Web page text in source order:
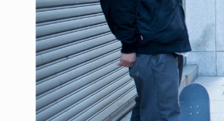
VOICE OF FREEDOM